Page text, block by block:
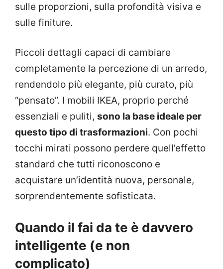
sulle proporzioni, sulla profondità visiva e
sulle finiture.
Piccoli dettagli capaci di cambiare
completamente la percezione di un arredo,
rendendolo più elegante, più curato, più
“pensato”. I mobili IKEA, proprio perché
essenziali e puliti, sono la base ideale per
questo tipo di trasformazioni. Con pochi
tocchi mirati possono perdere quell’effetto
standard che tutti riconoscono e
acquistare un’identità nuova, personale,
sorprendentemente sofisticata.
Quando il fai da te è davvero
intelligente (e non
complicato)